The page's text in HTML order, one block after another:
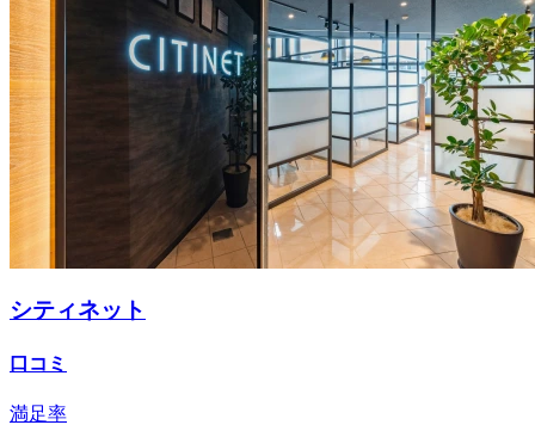
シティネット
口コミ
満足率